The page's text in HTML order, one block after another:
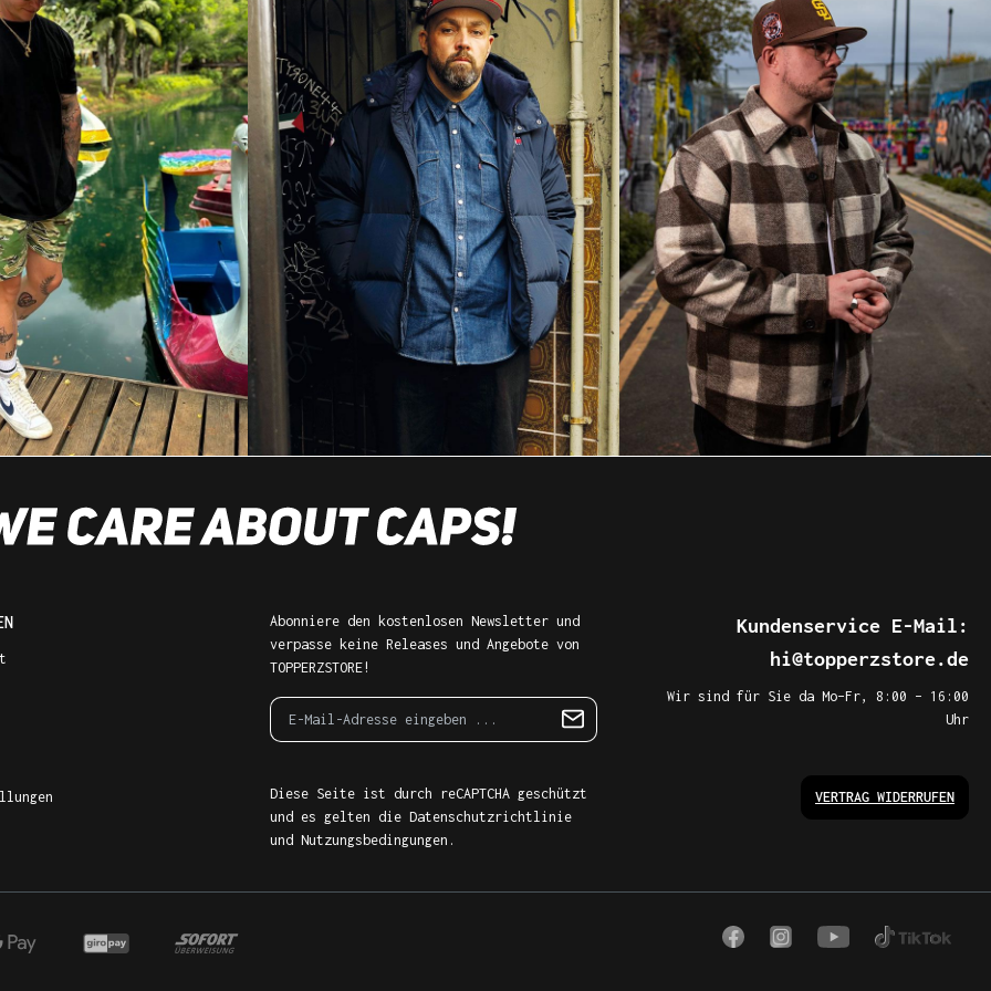
Abonniere den kostenlosen Newsletter und
verpasse keine Releases und Angebote von
TOPPERZSTORE!
Diese Seite ist durch reCAPTCHA geschützt
und es gelten die Datenschutzrichtlinie
und Nutzungsbedingungen .
Kundenservice E-Mail:
hi@topperzstore.de
Wir sind für Sie da Mo–Fr, 8:00 – 16:00
Uhr
VERTRAG WIDERRUFEN